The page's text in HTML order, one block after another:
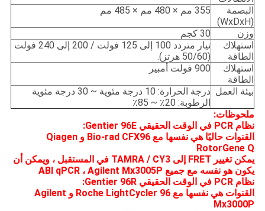
البصمة
(WxDxH)
355 مم × 480 مم × 485 مم
وزن
30 كجم
استهلاك
الطاقة
تيار متردد 100 إلى 125 فولت / 200 إلى 240 فولت
(50/60 هرتز).
استهلاك
الطاقة
900 فولت أمبير
بيئة العمل
درجة الحرارة: 10 درجة مئوية ~ 30 درجة مئوية
الرطوبة: 20٪ ~ 85٪
ملحوظات:
نظام PCR في الوقت الحقيقي Gentier 96E:
القنوات حاليًا هي نفسها مع Bio-rad CFX96 و Qiagen
RotorGene Q
يمكن تغيير FRET إلى TAMRA / CY3 في المستقبل ، ويمكن أن
يكون هو نفسه مع جميع ABI qPCR ، Agilent Mx3005P
نظام PCR في الوقت الحقيقي Gentier 96R:
القنوات هي نفسها مع Roche LightCycler 96 و Agilent
Mx3000P